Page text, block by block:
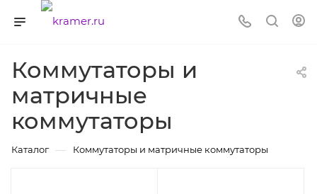
Коммутаторы и
матричные
коммутаторы
Каталог — Коммутаторы и матричные коммутаторы